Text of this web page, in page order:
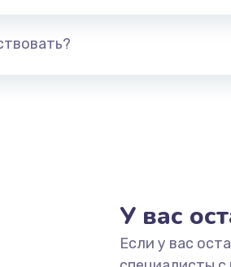
У вас
Если у вас